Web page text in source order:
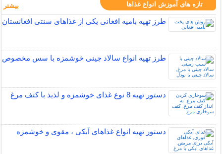
تازه های آموزش انواع غذاها
طرز تهیه بامیه افغانی یکی از غذاهای سنتی افغانستان
طرز تهیه انواع سالاد چینی خوشمزه با سس مخصوص
دستور تهیه 8 نوع غذای خوشمزه و لذیذ با کتف مرغ
دستور تهیه انواع غذاهای آبکی ، مقوی و خوشمزه
بیشتر